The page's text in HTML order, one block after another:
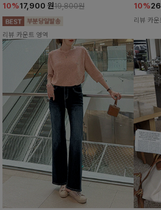
10%17,900 원19,800원
리뷰 카운트 영역
10%
리뷰 카운